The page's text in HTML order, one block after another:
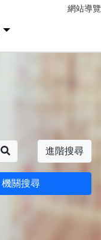
網站導覽
進階搜尋
機關搜尋